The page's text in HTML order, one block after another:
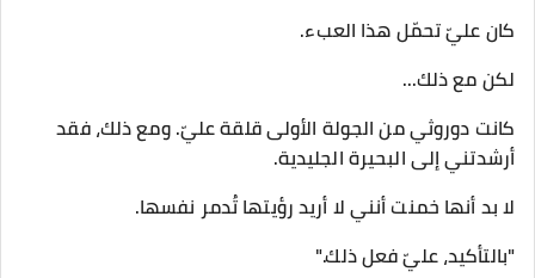
كان عليّ تحمّل هذا العبء.
لكن مع ذلك...
كانت دوروثي من الجولة الأولى قلقة عليّ. ومع ذلك، فقد
أرشدتني إلى البحيرة الجليدية.
لا بد أنها خمنت أنني لا أريد رؤيتها تُدمر نفسها.
"بالتأكيد، عليّ فعل ذلك."